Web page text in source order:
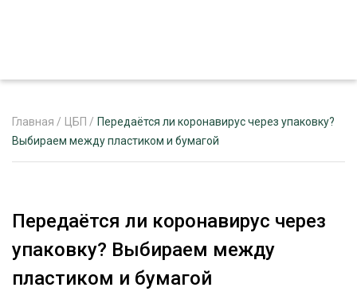
РЕКЛАМОДАТЕЛЯМ
Главная / ЦБП / Передаётся ли коронавирус через упаковку?
Выбираем между пластиком и бумагой
Передаётся ли коронавирус через
упаковку? Выбираем между
пластиком и бумагой